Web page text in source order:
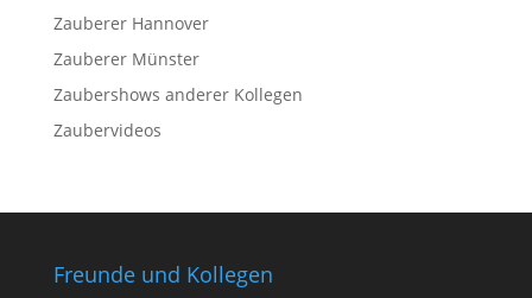
Zauberer Hannover
Zauberer Münster
Zaubershows anderer Kollegen
Zaubervideos
Freunde und Kollegen